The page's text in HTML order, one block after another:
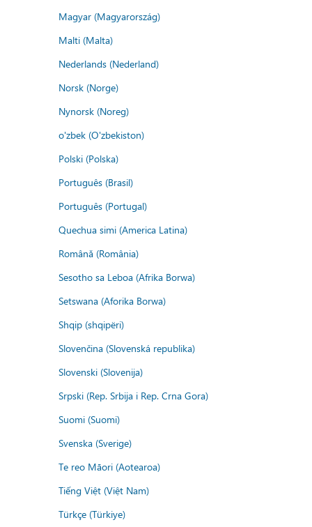
Magyar (Magyarország)
Malti (Malta)
Nederlands (Nederland)
Norsk (Norge)
Nynorsk (Noreg)
o'zbek (O'zbekiston)
Polski (Polska)
Português (Brasil)
Português (Portugal)
Quechua simi (America Latina)
Română (România)
Sesotho sa Leboa (Afrika Borwa)
Setswana (Aforika Borwa)
Shqip (shqipëri)
Slovenčina (Slovenská republika)
Slovenski (Slovenija)
Srpski (Rep. Srbija i Rep. Crna Gora)
Suomi (Suomi)
Svenska (Sverige)
Te reo Māori (Aotearoa)
Tiếng Việt (Việt Nam)
Türkçe (Türkiye)